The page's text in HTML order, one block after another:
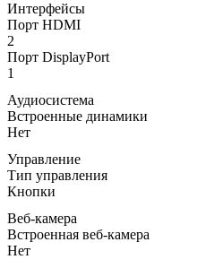
Интерфейсы
Порт HDMI
2
Порт DisplayPort
1
Аудиосистема
Встроенные динамики
Нет
Управление
Тип управления
Кнопки
Веб-камера
Встроенная веб-камера
Нет